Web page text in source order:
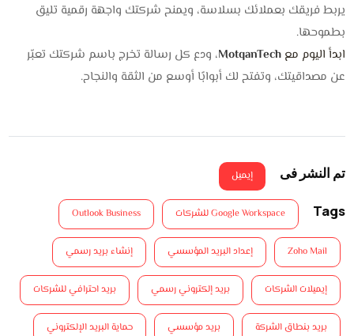
يربط فريقك بعملائك بسلاسة، ويمنح شركتك واجهة رقمية تليق
بطموحها.
ابدأ اليوم معMotqanTech، ودع كل رسالة تخرج باسم شركتك تعبّر
عن مصداقيتك، وتفتح لك أبوابًا أوسع من الثقة والنجاح.
تم النشر فى إيميل
Tags Google Workspace للشركات Outlook Business
Zoho Mail إعداد البريد المؤسسي إنشاء بريد رسمي
إيميلات الشركات بريد إلكتروني رسمي بريد احترافي للشركات
بريد بنطاق الشركة بريد مؤسسي حماية البريد الإلكتروني